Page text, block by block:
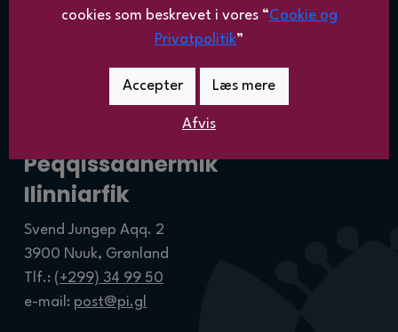
Peqqissaanermik
Ilinniarfik
Svend Jungep Aqq. 2
3900 Nuuk, Grønland
Tlf.: (+299) 34 99 50
e-mail: post@pi.gl
Om PI
Arrangementer
Værdigrundlag
cookies som beskrevet i vores “Cookie og
Privatpolitik”
Accepter Læs mere
Afvis